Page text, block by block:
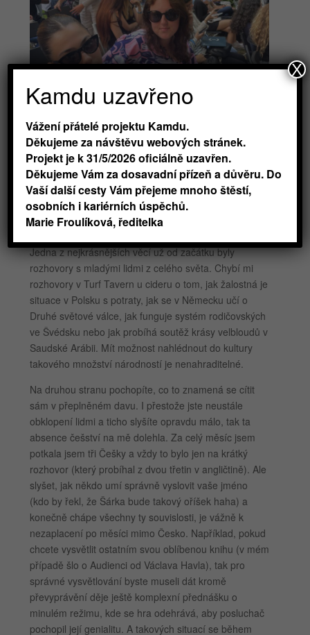
Jedna z nejkrásnějších věcí už od začátku byly
rozhovory s mladými lidmi z celého světa. Chybí mi
rozhovory v Turf Tavern u cideru o tom, jak žalostná je
situace v Polsku s potraty, jak se v Německu učí o
Druhé světové válce, jak funguje systém rodičovských
ve Švédsku nebo jak probíhá soutěž krásy velbloudů v
Saudské Arábii. Mít možnost nahlédnout do kultury
takového množství národností je nenahraditelné.
Na druhou stranu pochopíte, co to znamená se cítit
sám v přeplněném davu. I přestože jste neustále
obklopení lidmi a ticho slyšíte opravdu málo, tak ta
absence češství na mě dolehla. Za celý měsíc jsem
potkala jsem tři Češky a vždy to bylo jen na krátký
rozhovor (který probíhal z dvou třetin v angličtině). Ale
slyšet, jak někdo umí správně vyslovit vaše jméno
(kdo by řekl, že Šárka bude takový oříšek haha) a
konečně chápe všechny ty souvislosti, je vážně k
nezaplacení po měsíci mimo Česko. Například, pokud
chcete vysvětlit ostatním svou oblíbenou knihu (v mém
případě šlo o Audienci od Václava Havla), tak pro
správné vysvětlování byste museli dát kromě
převyprávění děje ještě komplexní přednášku o
minulém režimu, kde se hra odehrává, aby posluchač
pochopil její genialitu. A takových situací se během
Kamdu uzavřeno
Vážení přátelé projektu Kamdu.
Děkujeme za návštěvu webových stránek.
Projekt je k 31/5/2026 oficiálně uzavřen.
Děkujeme Vám za dosavadní přízeň a důvěru. Do
Vaší další cesty Vám přejeme mnoho štěstí,
osobních i kariérních úspěchů.
Marie Froulíková, ředitelka
X